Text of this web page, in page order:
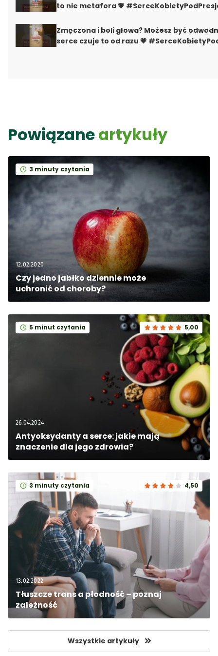
to nie metafora 💗
Zmęczona i boli głowa? Możesz być
serce czuje to od razu 💗
Powiązaneartykuły
12.02.2020
Czy jedno jabłko dziennie może
uchronić od choroby?
3 minuty czytania
26.04.2024
Antyoksydanty a serce: jakie mają
znaczenie dla jego zdrowia?
5 minut czytania 5,00
13.02.2022
Tłuszcze trans a płodność – poznaj
zależność
3 minuty czytania 4,50
Wszystkie artykuły